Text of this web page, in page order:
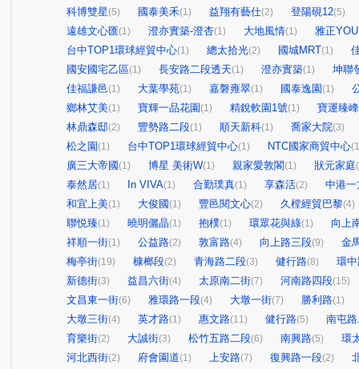
科博雙星(5) 國泰美禾(1) 益翔有藝仕(2) 登陽硯12(5)
遠雄文心匯(1) 澄亦實築-澄杏(1) 大地風情(1)
雅正
台中TOP1環球經貿中心(1) 總太拾光(2) 國城MRT(1)
國安國宅乙區(1) 長安路二段透天(1) 澄亦實築(1)
坤聯
佳福謙邑(1) 大葉學苑(1) 嘉磐雍翠(1) 國泰逸園 (1)
鄉林艾美(1) 寶輝一品花園 (1) 精銳軟園1號(1)
寶運臻峰
林鼎森邸(2) 豐勢路二段(1) 順天新科(1) 喬家大院(3)
松之園 (1) 台中TOP1環球經貿中心(1) NTC國家商貿中心
廣三大帝國 (1) 博星 美術W(1) 親家愛敦閣(1) 狀元家庭
泰然居(1) In VIVA(1) 合勤璞真(1) 享森活(2)
中港一
和宜上美(1) 大俊國 (1) 豐邑閱文心(2) 久樘經貿巴黎(4)
聯悦臻(1) 曉明儷晶(1) 抱樸(1) 環眾花與綠(1)
向上
祥順一街(1) 公益路(2) 敦富路(4) 向上路三段(9)
金
梅亭街(19) 槺榔段(2) 青海路二段(3) 健行路(8)
環
新德街(3) 益昌六街(4) 太原南二街(7) 河南路四段(15)
文昌東一街(6) 雅環路一段(4) 大墩一街(7) 勝利路(1)
大墩三街(4) 英才路(1) 惠文路(11) 健行路(5)
南屯
育樂街(2) 大誠街(3) 松竹五路二段(6) 南興路(5)
環
河北西街(2) 府會園道(1) 上安路(7) 復興路一段(2)